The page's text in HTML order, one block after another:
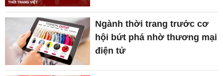
Ngành thời trang trước cơ
hội bứt phá nhờ thương mại
điện tử